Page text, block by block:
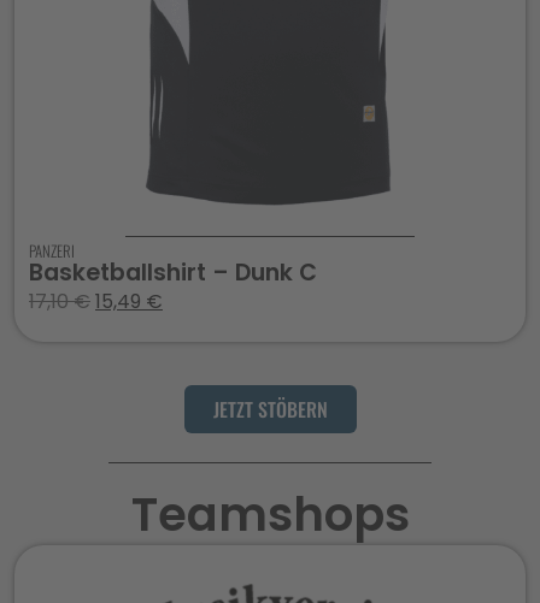
PANZERI
Basketballshirt – Dunk C
17,10€15,49 €
JETZT STÖBERN
Teamshops